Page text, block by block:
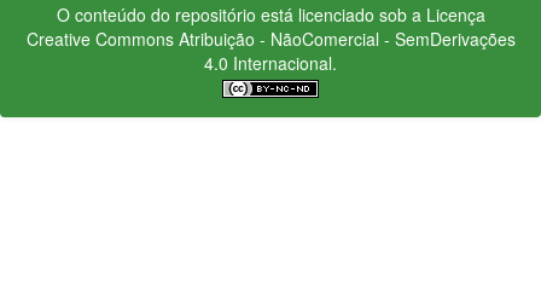
O conteúdo do repositório está licenciado sob a Licença
Creative CommonsAtribuição - NãoComercial - SemDerivações
4.0 Internacional.